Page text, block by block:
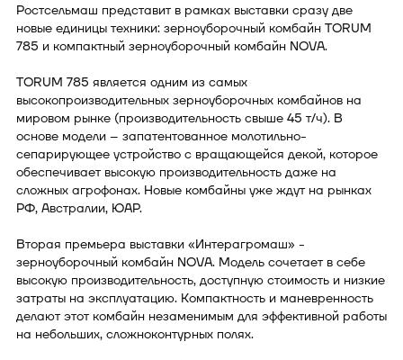
Ростсельмаш представит в рамках выставки сразу две
новые единицы техники: зерноуборочный комбайн TORUM
785 и компактный зерноуборочный комбайн NOVA.
TORUM 785 является одним из самых
высокопроизводительных зерноуборочных комбайнов на
мировом рынке (производительность свыше 45 т/ч). В
основе модели – запатентованное молотильно-
сепарирующее устройство с вращающейся декой, которое
обеспечивает высокую производительность даже на
сложных агрофонах. Новые комбайны уже ждут на рынках
РФ, Австралии, ЮАР.
Вторая премьера выставки «Интерагромаш» -
зерноуборочный комбайн NOVA. Модель сочетает в себе
высокую производительность, доступную стоимость и низкие
затраты на эксплуатацию. Компактность и маневренность
делают этот комбайн незаменимым для эффективной работы
на небольших, сложноконтурных полях.